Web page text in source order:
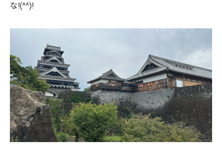
な!(^^)!